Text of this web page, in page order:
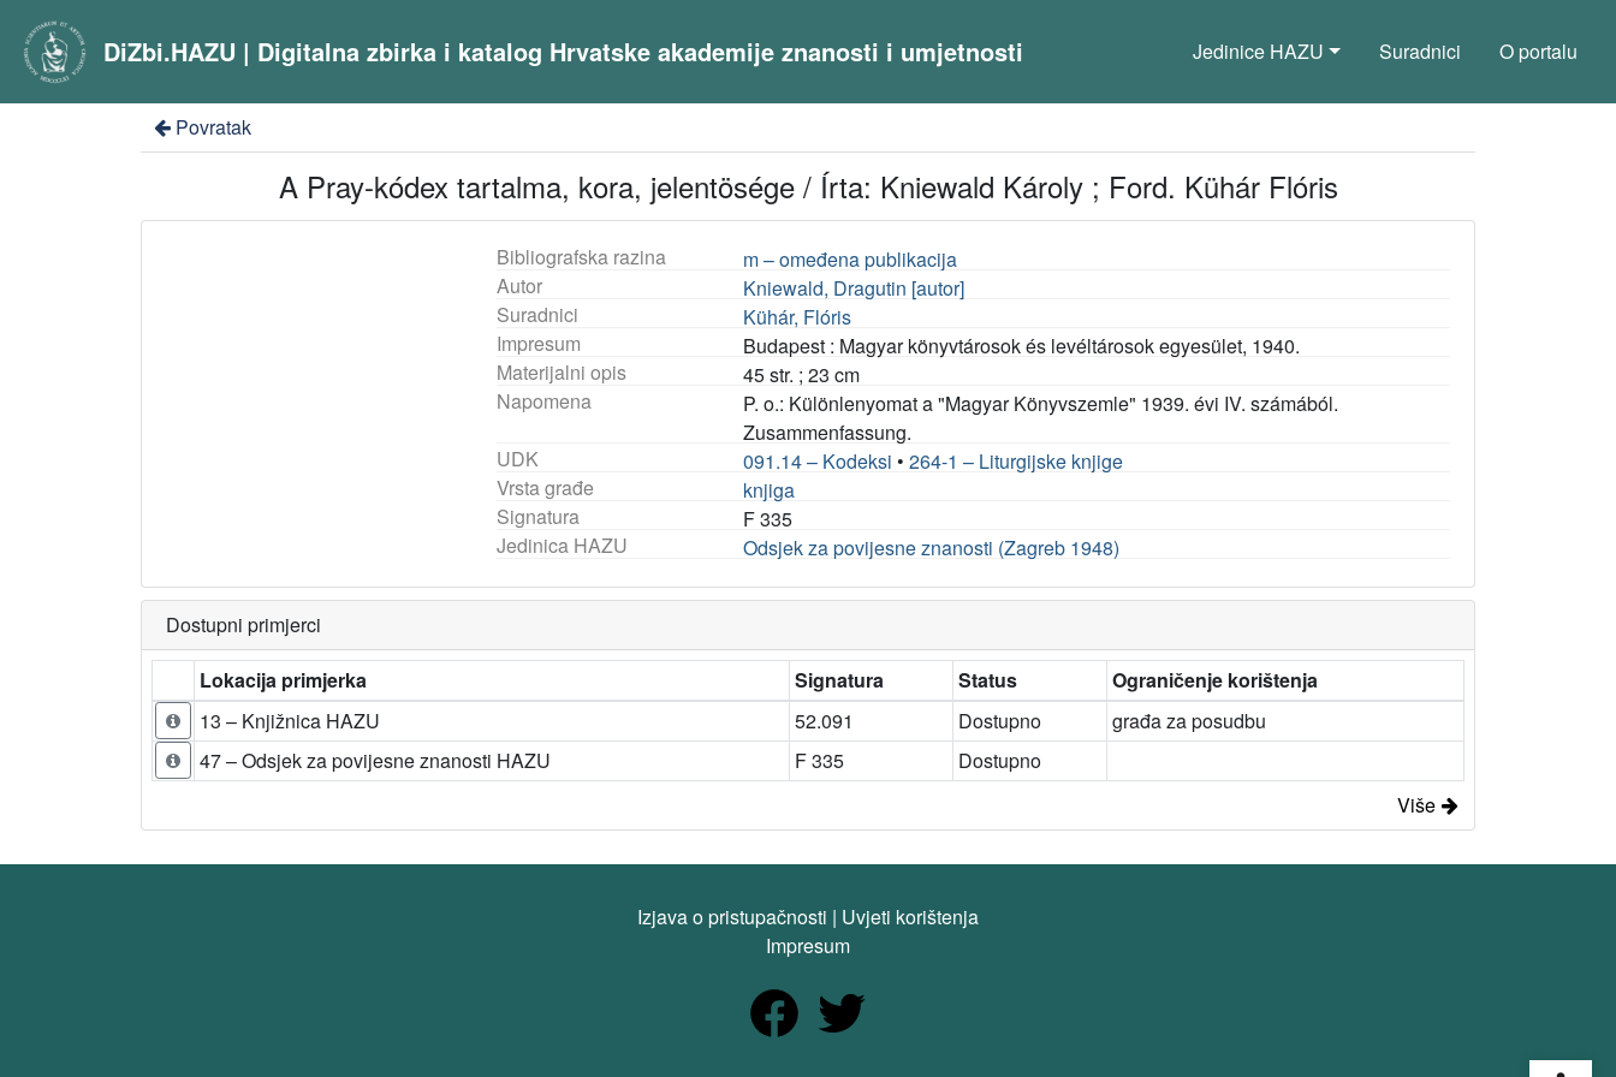
DiZbi.HAZU | Digitalna zbirka i katalog Hrvatske akademije znanosti i umjetnosti Jedinice HAZU Suradnici O portalu
Povratak
A Pray-kódex tartalma, kora, jelentösége / Írta: Kniewald Károly ; Ford. Kühár Flóris
Bibliografska razina
m – omeđena publikacija
Autor
Kniewald, Dragutin [autor]
Suradnici
Kühár, Flóris
Impresum
Budapest : Magyar könyvtárosok és levéltárosok egyesület, 1940.
Materijalni opis
45 str. ; 23 cm
Napomena
P. o.: Különlenyomat a "Magyar Könyvszemle" 1939. évi IV. számából.
Zusammenfassung.
UDK
091.14 – Kodeksi •264-1 – Liturgijske knjige
Vrsta građe
knjiga
Signatura
F 335
Jedinica HAZU
Odsjek za povijesne znanosti (Zagreb 1948)
Dostupni primjerci
Lokacija primjerka
Signatura Status
Ograničenje korištenja
13 – Knjižnica HAZU
52.091 Dostupno
građa za posudbu
47 – Odsjek za povijesne znanosti HAZU
F 335
Dostupno
Više
Izjava o pristupačnosti | Uvjeti korištenja
Impresum